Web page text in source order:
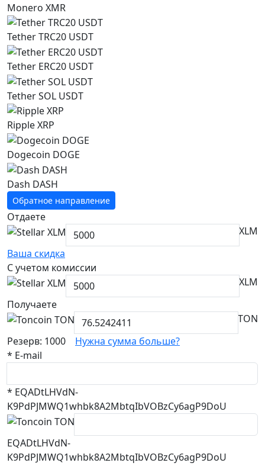
Monero XMR
Tether TRC20 USDT
Tether ERC20 USDT
Tether SOL USDT
Ripple XRP
Dogecoin DOGE
Dash DASH
Обратное направление
Отдаете
XLM
Ваша скидка
С учетом комиссии
XLM
Получаете
TON
Резерв: 1000
Нужна сумма больше?
* E-mail
* EQADtLHVdN-
K9PdPJMWQ1whbk8A2MbtqIbVOBzCy6agP9DoU
EQADtLHVdN-
K9PdPJMWQ1whbk8A2MbtqIbVOBzCy6agP9DoU